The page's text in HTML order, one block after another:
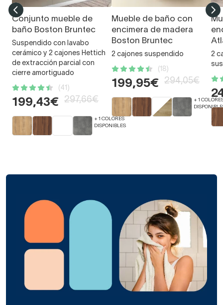
Conjunto mueble de
baño Boston Bruntec
Suspendido con lavabo
cerámico y 2 cajones Hettich
de extracción parcial con
cierre amortiguado
(41)
199,43€ 297,66€
+ 1 COLORES
DISPONIBLES
Mueble de baño con
encimera de madera
Boston Bruntec
2 cajones suspendido
(18)
199,95€ 294,05€
+ 1
2